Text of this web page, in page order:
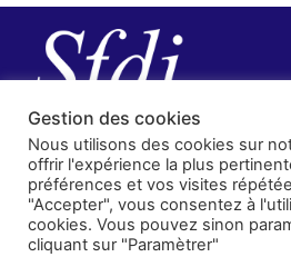
Gestion des cookies
Nous utilisons des cookies sur
offrir l'expérience la plus
préférences et vos visites
"Accepter", vous consentez à
cookies. Vous pouvez sinon
cliquant sur "Paramètrer"